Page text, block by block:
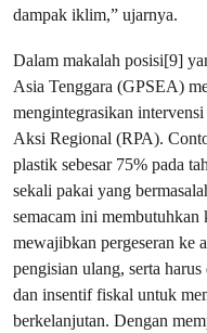
dampak iklim,” ujarnya.
Dalam makalah posisi[9]
Asia Tenggara (GPSEA)
mengintegrasikan
Aksi Regional (RPA).
plastik sebesar 75% pada
sekali pakai yang
semacam ini
mewajibkan pergeseran ke
pengisian ulang, serta
dan insentif fiskal untuk
berkelanjutan. Dengan